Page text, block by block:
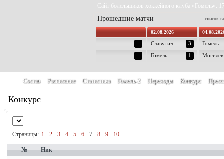
Сайт болельщиков хоккейного клуба «Гомель».
Прошедшие матчи список
02.08.2026
Славутич
3
Гомель
1
Гомель
Могилев
Состав Расписание Статистика Гомель-2 Переходы Конкурс
Конкурс
Страницы: 1 2 3 4 5 6 7 8 9 10
№ Ник